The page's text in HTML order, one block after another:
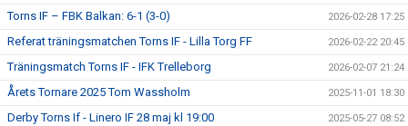
Torns IF – FBK Balkan: 6-1 (3-0) 2026-02-28 17:25
Referat träningsmatchen Torns IF - Lilla Torg FF 2026-02-22 20:45
Träningsmatch Torns IF - IFK Trelleborg 2026-02-07 21:24
Årets Tornare 2025 Tom Wassholm 2025-11-01 18:30
Derby Torns If - Linero IF 28 maj kl 19:00 2025-05-27 08:52